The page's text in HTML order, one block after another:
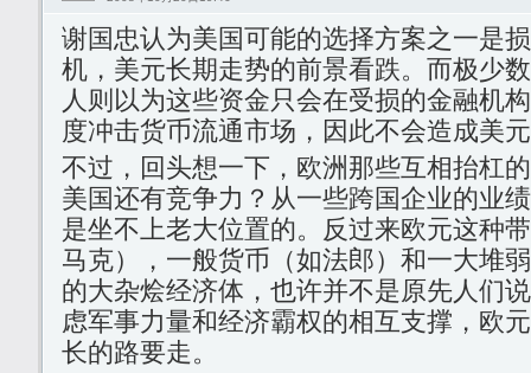
谢国忠认为美国可能的选择方案之一是
机，美元长期走势的前景看跌。而极少
人则以为这些资金只会在受损的金融机
度冲击货币流通市场，因此不会造成
不过，回头想一下，欧洲那些互相抬杠
美国还有竞争力？从一些跨国企业的业
是坐不上老大位置的。反过来欧元这种
马克），一般货币（如法郎）和一大堆
的大杂烩经济体，也许并不是原先人们
虑军事力量和经济霸权的相互支撑，欧
长的路要走。